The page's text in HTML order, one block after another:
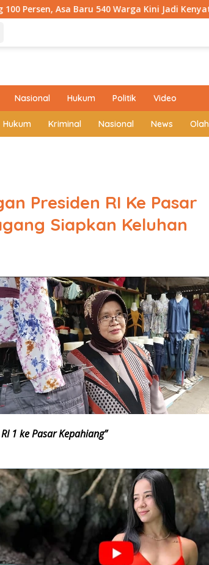
Warga Kini Jadi Kenyataan Kodim
Nasional Hukum Politik Video
Hukum Kriminal Nasional News
Presiden RI Ke Pasar
Siapkan Keluhan
1 ke Pasar Kepahiang”